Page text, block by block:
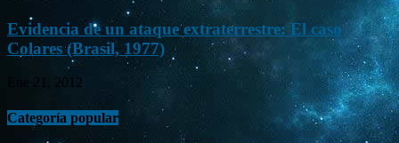
Evidencia de un ataque extraterrestre: El caso
Colares (Brasil, 1977)
Ene 21, 2012
Categoría popular